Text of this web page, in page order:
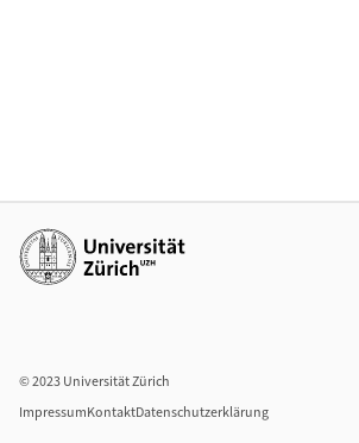
Weiterführende Links
© 2023 Universität Zürich
ImpressumKontaktDatenschutzerklärung